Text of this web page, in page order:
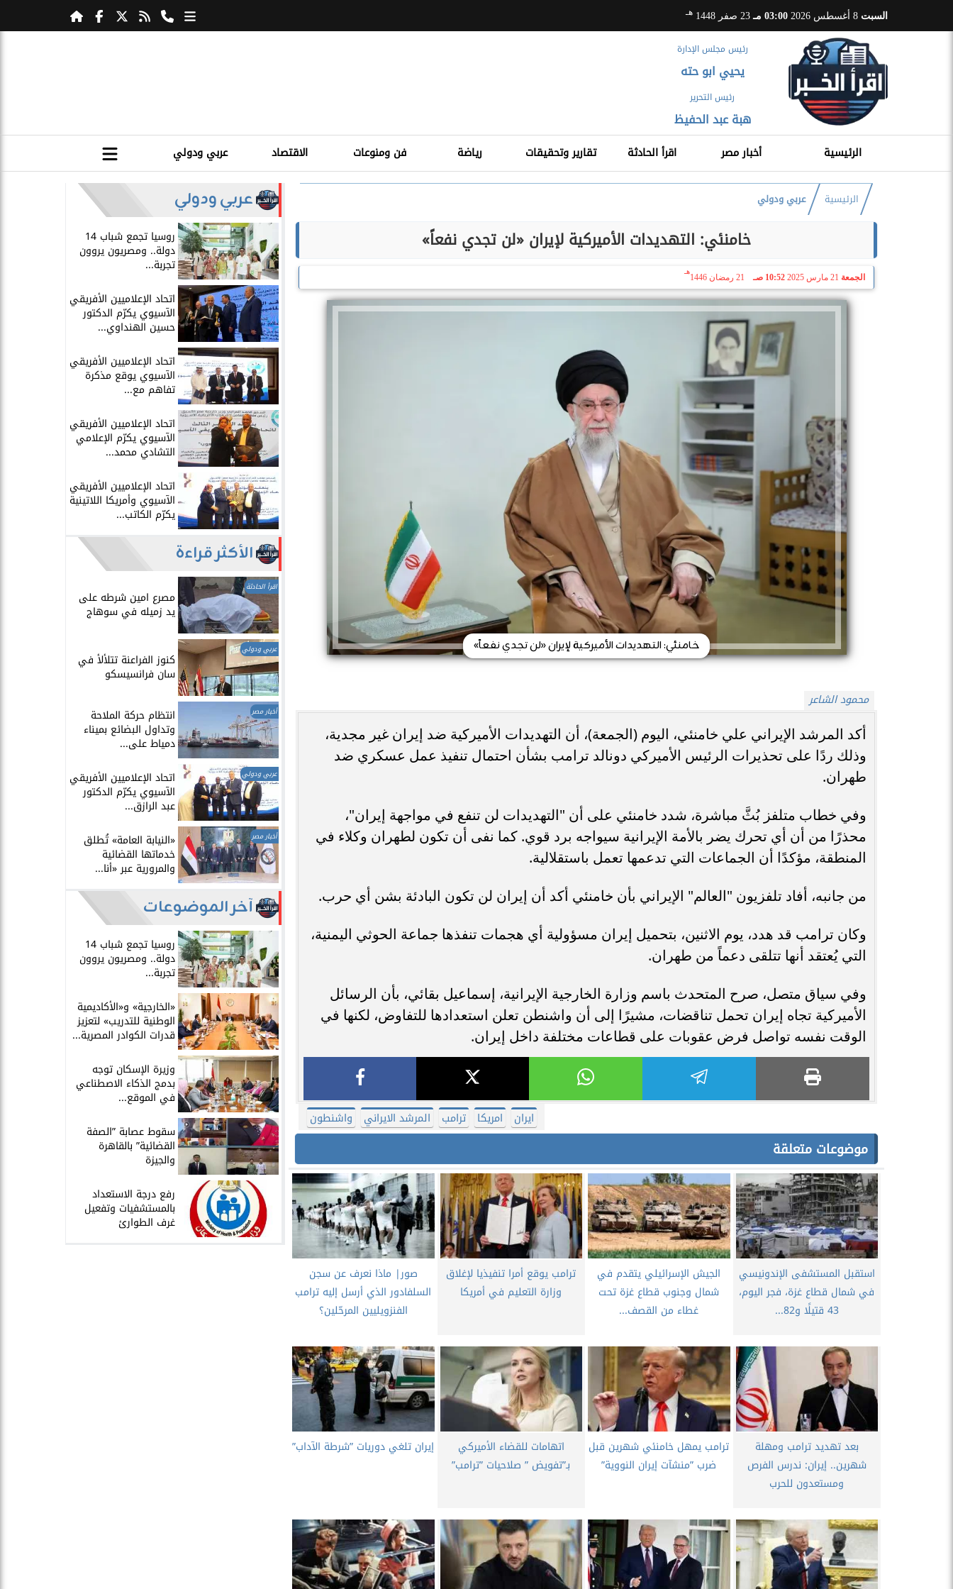
السبت 03:00 مـ 23 صفر 1448 هـ
رئيس مجلس الإدارة
يحيي ابو حته
رئيس التحرير
هبة عبد الحفيظ
الرئيسية أخبار مصر اقرأ الحادثة تقارير وتحقيقات رياضة فن ومنوعات الاقتصاد عربي ودولي
الرئيسية عربي ودولي
خامنئي: التهديدات الأميركية لإيران «لن تجدي نفعاً»
الجمعة 10:52 صـ 21 رمضان 1446
هـ
خامنئي: التهديدات الأميركية لإيران «لن تجدي نفعاً»
محمود الشاعر
أكد المرشد الإيراني علي خامنئي، اليوم (الجمعة)، أن التهديدات الأميركية ضد إيران غير مجدية،
وذلك ردًا على تحذيرات الرئيس الأميركي دونالد ترامب بشأن احتمال تنفيذ عمل عسكري ضد
طهران.
وفي خطاب متلفز بُثَّ مباشرة، شدد خامنئي على أن "التهديدات لن تنفع في مواجهة إيران"،
محذرًا من أن أي تحرك يضر بالأمة الإيرانية سيواجه برد قوي. كما نفى أن تكون لطهران وكلاء في
المنطقة، مؤكدًا أن الجماعات التي تدعمها تعمل باستقلالية.
من جانبه، أفاد تلفزيون "العالم" الإيراني بأن خامنئي أكد أن إيران لن تكون البادئة بشن أي حرب.
وكان ترامب قد هدد، يوم الاثنين، بتحميل إيران مسؤولية أي هجمات تنفذها جماعة الحوثي اليمنية،
التي يُعتقد أنها تتلقى دعماً من طهران.
وفي سياق متصل، صرح المتحدث باسم وزارة الخارجية الإيرانية، إسماعيل بقائي، بأن الرسائل
الأميركية تجاه إيران تحمل تناقضات، مشيرًا إلى أن واشنطن تعلن استعدادها للتفاوض، لكنها في
الوقت نفسه تواصل فرض عقوبات على قطاعات مختلفة داخل إيران.
ايران امريكا ترامب المرشد الايراني واشنطون
موضوعات متعلقة
استقبل المستشفى الإندونيسي
في شمال قطاع غزة، فجر اليوم،
43 قتيلًا و82...
الجيش الإسرائيلي يتقدم في
شمال وجنوب قطاع غزة تحت
غطاء من القصف...
ترامب يوقع أمرا تنفيذيا لإغلاق
وزارة التعليم في أمريكا
صور| ماذا نعرف عن سجن
السلفادور الذي أرسل إليه ترامب
الفنزويليين المرحّلين؟
بعد تهديد ترامب ومهلة
شهرين.. إيران: ندرس الفرص
ومستعدون للحرب
ترامب يمهل خامنئي شهرين قبل
ضرب ”منشآت إيران النووية”
اتهامات للقضاء الأميركي
بـ”تفويض ” صلاحيات ”ترامب”
إيران تلغي دوريات ”شرطة الآداب”
عربي ودولي
روسيا تجمع شباب 14
دولة.. ومصريون يروون
تجربة...
اتحاد الإعلاميين الأفريقي
الآسيوي يكرّم الدكتور
حسين الهنداوي...
اتحاد الإعلاميين الأفريقي
الآسيوي يوقع مذكرة
تفاهم مع...
اتحاد الإعلاميين الأفريقي
الآسيوي يكرّم الإعلامي
التشادي محمد...
اتحاد الإعلاميين الأفريقي
الآسيوي وأمريكا اللاتينية
يكرّم الكاتب...
الأكثر قراءة
اقرأ الحادثة
مصرع امين شرطه على
يد زميله في سوهاج
عربي ودولي
​كنوز الفراعنة تتلألأ في
سان فرانسيسكو
أخبار مصر انتظام حركة الملاحة
وتداول البضائع بميناء
دمياط على...
عربي ودولي اتحاد الإعلاميين الأفريقي
الآسيوي يكرّم الدكتور
عبد الرازق...
أخبار مصر ​«النيابة العامة» تُطلق
خدماتها القضائية
والمرورية عبر «أنا...
آخر الموضوعات
روسيا تجمع شباب 14
دولة.. ومصريون يروون
تجربة...
​«الخارجية» و«الأكاديمية
الوطنية للتدريب» لتعزيز
قدرات الكوادر المصرية...
​وزيرة الإسكان توجه
بدمج الذكاء الاصطناعي
في الموقع...
سقوط عصابة ”الصفة
القضائية” بالقاهرة
والجيزة
​رفع درجة الاستعداد
بالمستشفيات وتفعيل
غرف الطوارئ